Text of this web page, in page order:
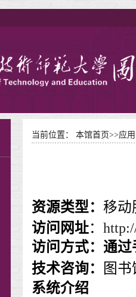
当前位置： 本馆首页>>应
资源类型： 移动
访问网址：
访问方式： 通过
技术咨询： 图
系统介绍